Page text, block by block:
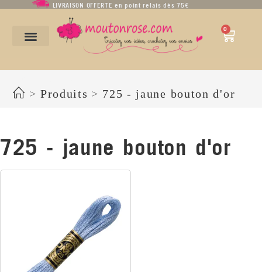
LIVRAISON OFFERTE en point relais dès 75€
0
> Produits > 725 - jaune bouton d'or
725 - jaune bouton d'or